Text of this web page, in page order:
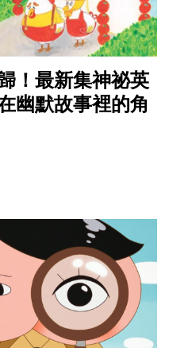
！最新集神祕英
幽默故事裡的角